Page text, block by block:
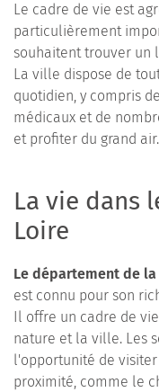
Le cadre de vie est
particulièrement
souhaitent trouver un
La ville dispose de
quotidien, y compris
médicaux et de
et profiter du grand air.
La vie dans
Loire
Le département de
est connu pour son
Il offre un cadre de
nature et la ville. Les
l'opportunité de
proximité, comme le